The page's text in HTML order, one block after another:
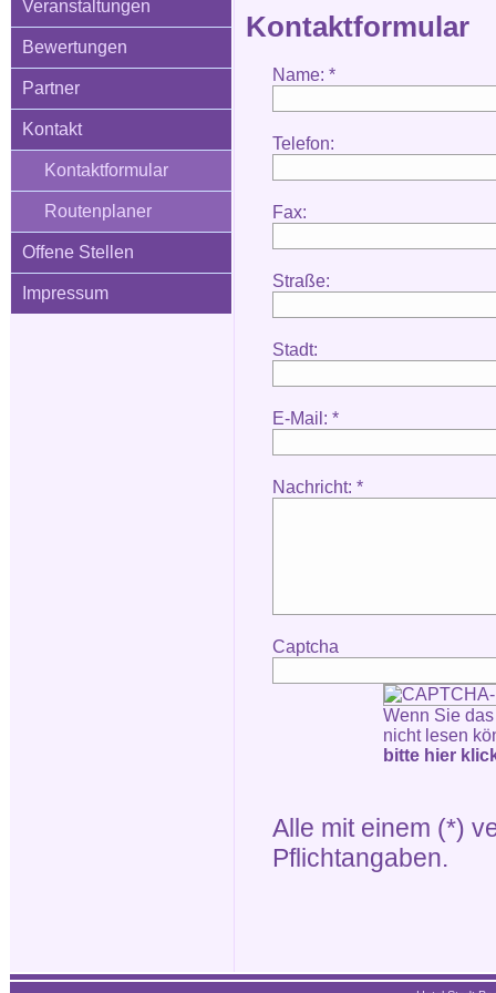
Veranstaltungen
Bewertungen
Partner
Kontakt
Kontaktformular
Routenplaner
Offene Stellen
Impressum
Kontaktformular
Name: *
Telefon:
Fax:
Straße:
Stadt:
E-Mail: *
Nachricht: *
Captcha
Wenn Sie
nicht lesen
bitte hier
Alle mit einem (*)
Pflichtangaben.